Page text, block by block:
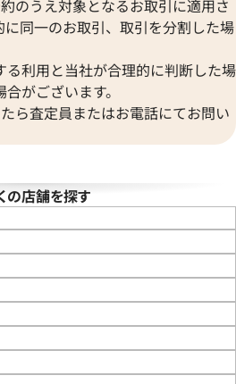
す
※2025年6月9日時点の参考買
のうえ対象となるお取引に適用さ
同一のお取引、取引を分割した場
利用と当社が合理的に判断した場
がございます。
ら査定員またはお電話にてお問い
の店舗を探す